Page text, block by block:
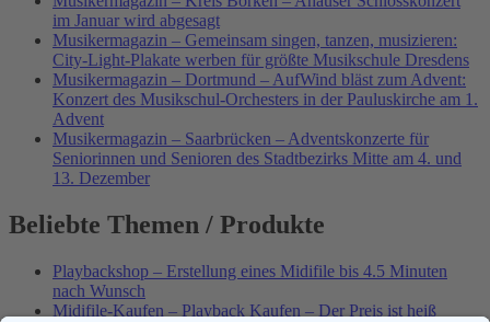
im Januar wird abgesagt
Musikermagazin – Gemeinsam singen, tanzen, musizieren:
City-Light-Plakate werben für größte Musikschule Dresdens
Musikermagazin – Dortmund – AufWind bläst zum Advent:
Konzert des Musikschul-Orchesters in der Pauluskirche am 1.
Advent
Musikermagazin – Saarbrücken – Adventskonzerte für
Seniorinnen und Senioren des Stadtbezirks Mitte am 4. und
13. Dezember
Beliebte Themen / Produkte
Playbackshop – Erstellung eines Midifile bis 4.5 Minuten
nach Wunsch
Midifile-Kaufen – Playback Kaufen – Der Preis ist heiß